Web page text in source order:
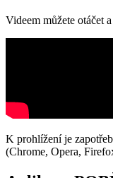
Videem můžete otáčet
K prohlížení je
(Chrome, Opera,